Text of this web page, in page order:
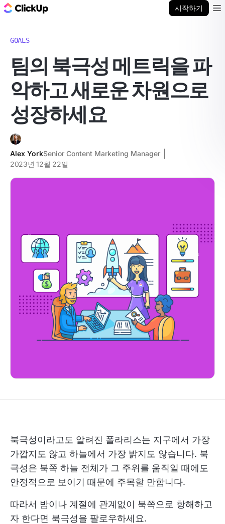
시작하기
GOALS
팀의 북극성 메트릭을 파
악하고 새로운 차원으로
성장하세요
Alex YorkSenior Content Marketing Manager
2023년 12월 22일
북극성이라고도 알려진 폴라리스는 지구에서 가장
가깝지도 않고 하늘에서 가장 밝지도 않습니다. 북
극성은 북쪽 하늘 전체가 그 주위를 움직일 때에도
안정적으로 보이기 때문에 주목할 만합니다.
따라서 밤이나 계절에 관계없이 북쪽으로 항해하고
자 한다면 북극성을 팔로우하세요.